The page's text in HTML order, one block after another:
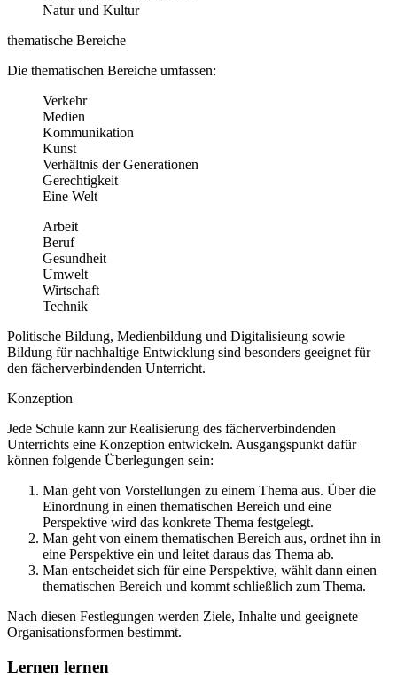
Natur und Kultur
thematische Bereiche
Die thematischen Bereiche umfassen:
Verkehr
Medien
Kommunikation
Kunst
Verhältnis der Generationen
Gerechtigkeit
Eine Welt
Arbeit
Beruf
Gesundheit
Umwelt
Wirtschaft
Technik
Politische Bildung, Medienbildung und Digitalisieung sowie
Bildung für nachhaltige Entwicklung sind besonders geeignet für
den fächerverbindenden Unterricht.
Konzeption
Jede Schule kann zur Realisierung des fächerverbindenden
Unterrichts eine Konzeption entwickeln. Ausgangspunkt dafür
können folgende Überlegungen sein:
Man geht von Vorstellungen zu einem Thema aus. Über die
Einordnung in einen thematischen Bereich und eine
Perspektive wird das konkrete Thema festgelegt.
Man geht von einem thematischen Bereich aus, ordnet ihn in
eine Perspektive ein und leitet daraus das Thema ab.
Man entscheidet sich für eine Perspektive, wählt dann einen
thematischen Bereich und kommt schließlich zum Thema.
Nach diesen Festlegungen werden Ziele, Inhalte und geeignete
Organisationsformen bestimmt.
Lernen lernen